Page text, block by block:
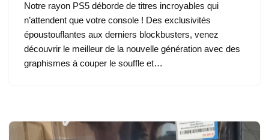
Notre rayon PS5 déborde de titres incroyables qui
n’attendent que votre console ! Des exclusivités
époustouflantes aux derniers blockbusters, venez
découvrir le meilleur de la nouvelle génération avec des
graphismes à couper le souffle et…